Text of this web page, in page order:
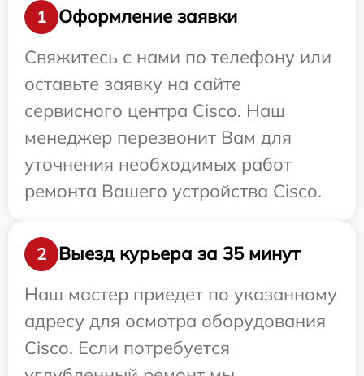
1
Оформление заявки
Свяжитесь с нами по телефону или
оставьте заявку на сайте
сервисного центра Cisco. Наш
менеджер перезвонит Вам для
уточнения необходимых работ
ремонта Вашего устройства Cisco.
2
Выезд курьера за 35 минут
Наш мастер приедет по указанному
адресу для осмотра оборудования
Cisco. Если потребуется